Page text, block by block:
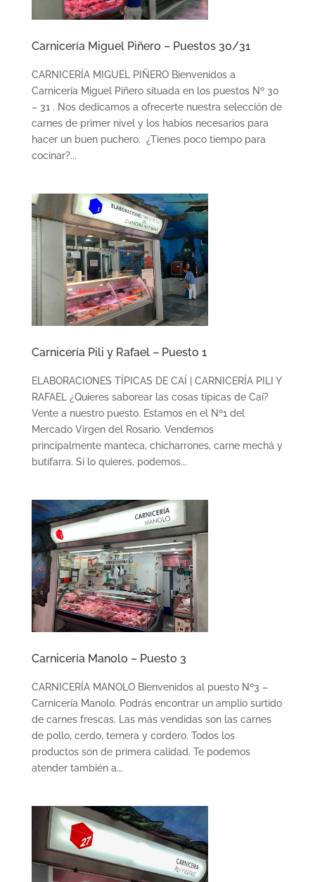
Carnicería Miguel Piñero – Puestos 30/31
CARNICERÍA MIGUEL PIÑERO Bienvenidos a
Carnicería Miguel Piñero situada en los puestos Nº 30
– 31 . Nos dedicamos a ofrecerte nuestra selección de
carnes de primer nivel y los habíos necesarios para
hacer un buen puchero. ¿Tienes poco tiempo para
cocinar?...
Carnicería Pili y Rafael – Puesto 1
ELABORACIONES TÍPICAS DE CAÍ | CARNICERÍA PILI Y
RAFAEL ¿Quieres saborear las cosas típicas de Caí?
Vente a nuestro puesto. Estamos en el Nº1 del
Mercado Virgen del Rosario. Vendemos
principalmente manteca, chicharrones, carne mechá y
butifarra. Si lo quieres, podemos...
Carnicería Manolo – Puesto 3
CARNICERÍA MANOLO Bienvenidos al puesto Nº3 –
Carnicería Manolo. Podrás encontrar un amplio surtido
de carnes frescas. Las más vendidas son las carnes
de pollo, cerdo, ternera y cordero. Todos los
productos son de primera calidad. Te podemos
atender también a...